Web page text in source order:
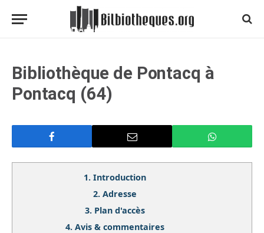
Bibliothèque de Pontacq à
Pontacq (64)
1. Introduction
2. Adresse
3. Plan d'accès
4. Avis & commentaires